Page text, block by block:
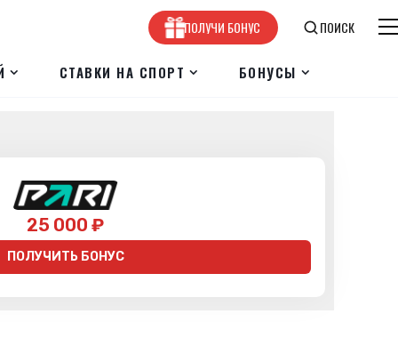
ПОЛУЧИ БОНУС ПОИСК
СТАВКИ НА СПОРТ БОНУСЫ
25 000 ₽
ПОЛУЧИТЬ БОНУС